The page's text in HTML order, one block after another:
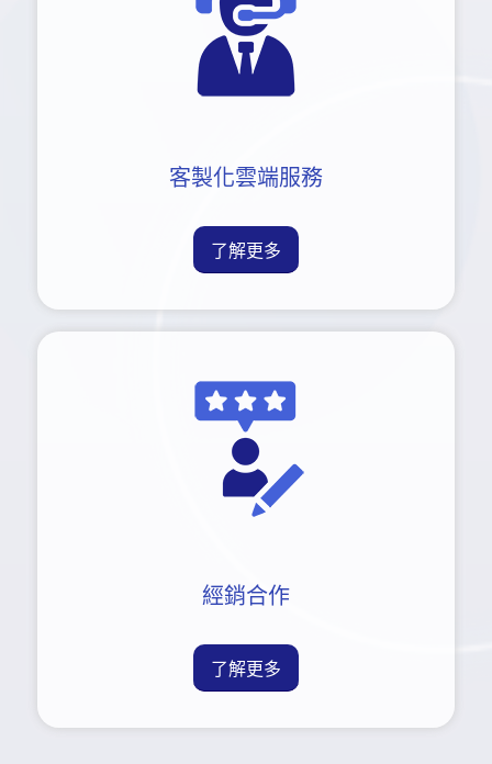
客製化雲端服務
了解更多
經銷合作
了解更多